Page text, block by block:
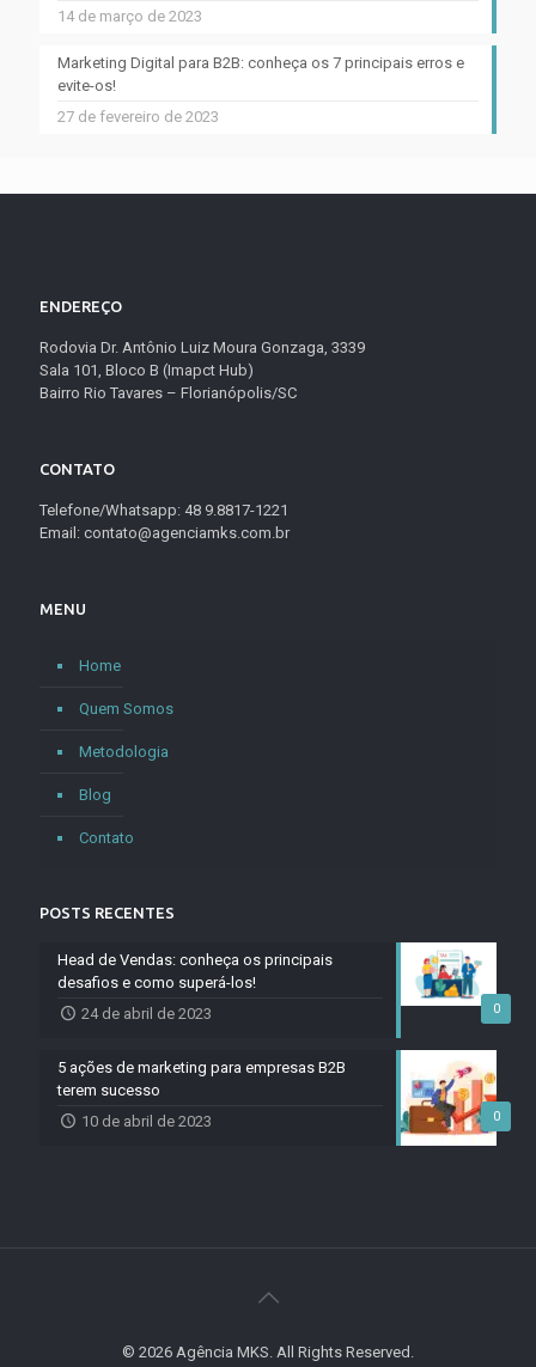
14 de março de 2023
Marketing Digital para B2B: conheça os 7 principais erros e
evite-os!
27 de fevereiro de 2023
ENDEREÇO
Rodovia Dr. Antônio Luiz Moura Gonzaga, 3339
Sala 101, Bloco B (Imapct Hub)
Bairro Rio Tavares – Florianópolis/SC
CONTATO
Telefone/Whatsapp: 48 9.8817-1221
Email: contato@agenciamks.com.br
MENU
Home
Quem Somos
Metodologia
Blog
Contato
POSTS RECENTES
0
Head de Vendas: conheça os principais
desafios e como superá-los!
24 de abril de 2023
0
5 ações de marketing para empresas B2B
terem sucesso
10 de abril de 2023
© 2026 Agência MKS. All Rights Reserved.